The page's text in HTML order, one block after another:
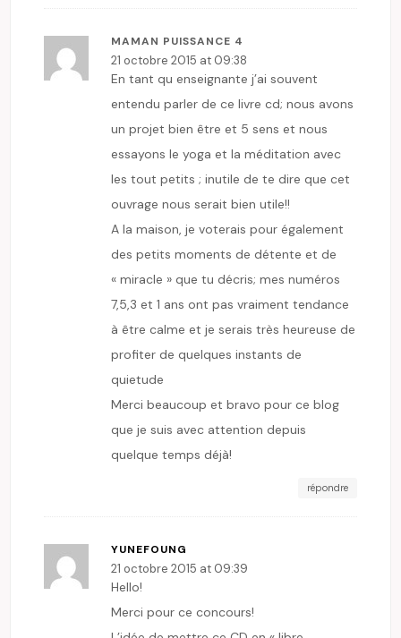
MAMAN PUISSANCE 4
21 octobre 2015 at 09:38
En tant qu enseignante j’ai souvent
entendu parler de ce livre cd; nous avons
un projet bien être et 5 sens et nous
essayons le yoga et la méditation avec
les tout petits ; inutile de te dire que cet
ouvrage nous serait bien utile!!
A la maison, je voterais pour également
des petits moments de détente et de
« miracle » que tu décris; mes numéros
7,5,3 et 1 ans ont pas vraiment tendance
à être calme et je serais très heureuse de
profiter de quelques instants de
quietude
Merci beaucoup et bravo pour ce blog
que je suis avec attention depuis
quelque temps déjà!
répondre
YUNEFOUNG
21 octobre 2015 at 09:39
Hello!
Merci pour ce concours!